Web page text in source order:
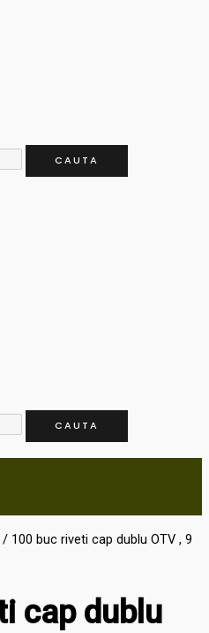
CAUTA
CAUTA
/ 100 buc riveti cap dublu OTV , 9
cap dublu